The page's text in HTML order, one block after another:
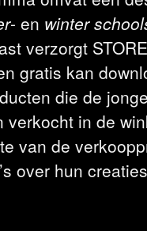
- en winter
verzorgt STORE
gratis kan
die de
verkocht in de
van de
over hun